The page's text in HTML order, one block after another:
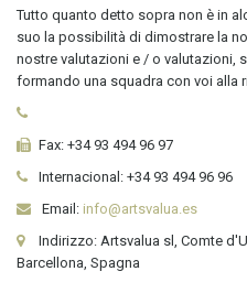
Tutto quanto detto sopra non è in
suo la possibilità di dimostrare la
nostre valutazioni e / o valutazioni,
formando una squadra con voi alla
Fax: +34 93 494 96 97
Internacional: +34 93 494 96 96
Email: info@artsvalua.es
Indirizzo: Artsvalua sl, Comte
Barcellona, Spagna